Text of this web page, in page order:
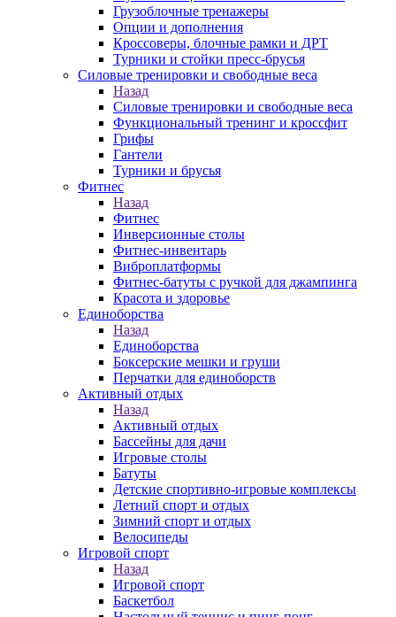
Грузоблочные тренажеры
Опции и дополнения
Кроссоверы, блочные рамки и ДРТ
Турники и стойки пресс-брусья
Силовые тренировки и свободные веса
Назад
Силовые тренировки и свободные веса
Функциональный тренинг и кроссфит
Грифы
Гантели
Турники и брусья
Фитнес
Назад
Фитнес
Инверсионные столы
Фитнес-инвентарь
Виброплатформы
Фитнес-батуты с ручкой для джампинга
Красота и здоровье
Единоборства
Назад
Единоборства
Боксерские мешки и груши
Перчатки для единоборств
Активный отдых
Назад
Активный отдых
Бассейны для дачи
Игровые столы
Батуты
Детские спортивно-игровые комплексы
Летний спорт и отдых
Зимний спорт и отдых
Велосипеды
Игровой спорт
Назад
Игровой спорт
Баскетбол